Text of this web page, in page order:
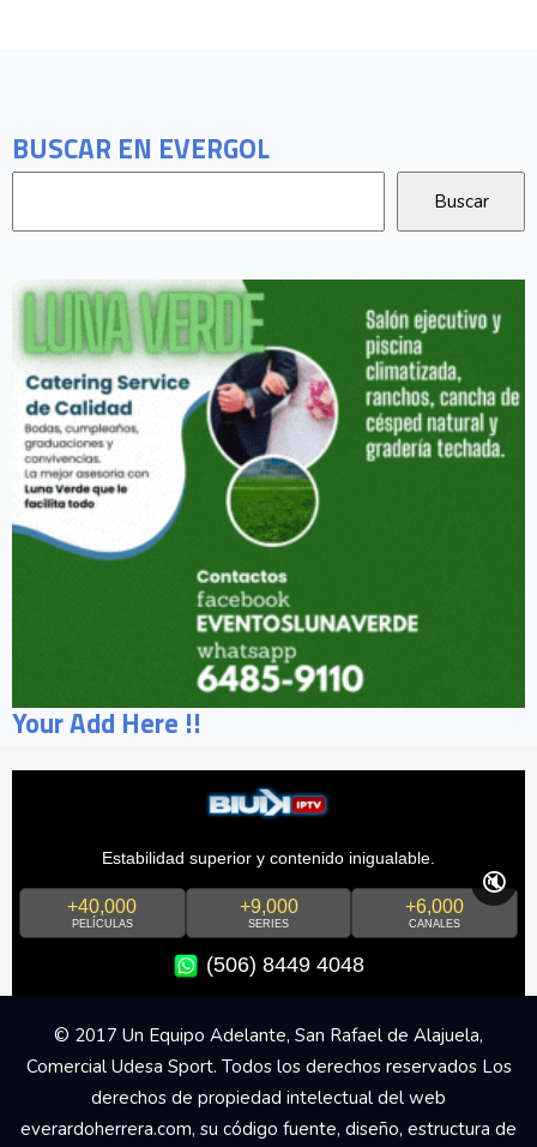
BUSCAR EN EVERGOL
Your Add Here !!
Estabilidad superior y contenido inigualable.
+40,000
PELÍCULAS
+9,000
SERIES
+6,000
CANALES
(506) 8449 4048
🔇
© 2017 Un Equipo Adelante, San Rafael de Alajuela,
Comercial Udesa Sport. Todos los derechos reservados Los
derechos de propiedad intelectual del web
everardoherrera.com, su código fuente, diseño, estructura de